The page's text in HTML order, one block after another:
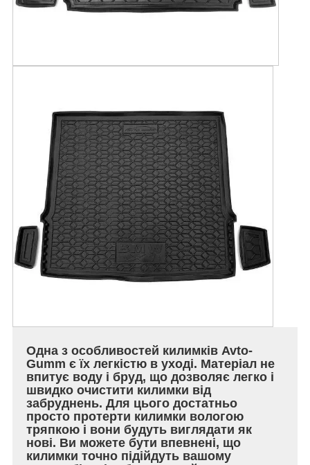
Одна з особливостей килимків Avto-
Gumm є їх легкістю в уході. Матеріал не
впитує воду і бруд, що дозволяє легко і
швидко очистити килимки від
забруднень. Для цього достатньо
просто протерти килимки вологою
тряпкою і вони будуть виглядати як
нові. Ви можете бути впевнені, що
килимки точно підійдуть вашому